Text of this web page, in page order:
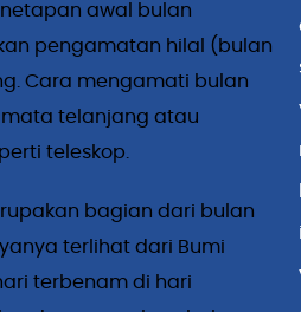
awal bulan
pengamatan hilal (bulan
Cara mengamati bulan
telanjang atau
teleskop.
bagian dari bulan
terlihat dari Bumi
terbenam di hari